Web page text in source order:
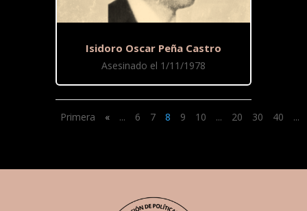
Isidoro Oscar Peña Castro
Asesinado el 1/11/1978
Primera « ... 6 7 8 9 10 ... 20 30 40 ...